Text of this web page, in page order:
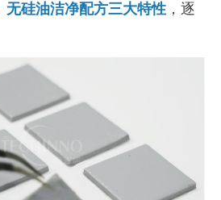
无硅油洁净配方三大特性 ，逐